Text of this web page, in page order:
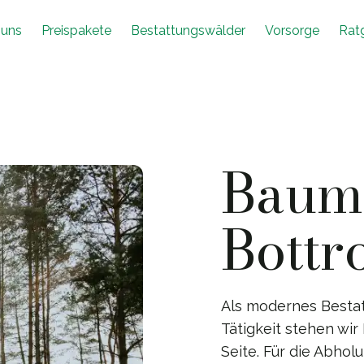
Preispakete Bestattungswälder Vorsorge
Als modernes
Tätigkeit stehen
Seite. Für die